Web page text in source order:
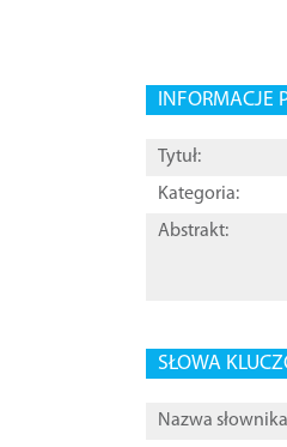
INFORMACJE
Tytuł:
Kategoria:
Abstrakt:
SŁOWA
Nazwa